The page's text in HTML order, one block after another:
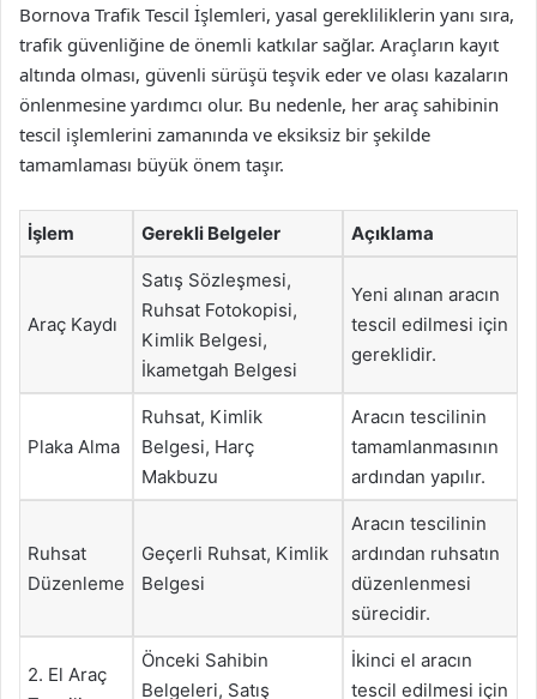
Bornova Trafik Tescil İşlemleri, yasal gerekliliklerin yanı sıra,
trafik güvenliğine de önemli katkılar sağlar. Araçların kayıt
altında olması, güvenli sürüşü teşvik eder ve olası kazaların
önlenmesine yardımcı olur. Bu nedenle, her araç sahibinin
tescil işlemlerini zamanında ve eksiksiz bir şekilde
tamamlaması büyük önem taşır.
İşlem Gerekli Belgeler Açıklama
Araç Kaydı
Satış Sözleşmesi,
Ruhsat Fotokopisi,
Kimlik Belgesi,
İkametgah Belgesi
Yeni alınan aracın
tescil edilmesi için
gereklidir.
Plaka Alma
Ruhsat, Kimlik
Belgesi, Harç
Makbuzu
Aracın tescilinin
tamamlanmasının
ardından yapılır.
Ruhsat
Düzenleme
Geçerli Ruhsat, Kimlik
Belgesi
Aracın tescilinin
ardından ruhsatın
düzenlenmesi
sürecidir.
2. El Araç
Önceki Sahibin
Belgeleri, Satış
İkinci el aracın
tescil edilmesi için